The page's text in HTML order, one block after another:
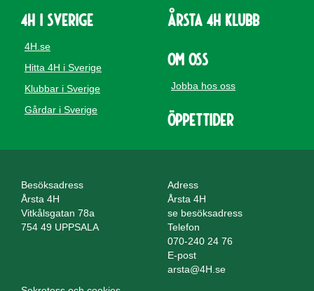
4H i Sverige
4H.se
Hitta 4H i Sverige
Klubbar i Sverige
Gårdar i Sverige
Årsta 4H Klubb
Om oss
Jobba hos oss
Öppettider
Besöksadress
Årsta 4H
Vitkålsgatan 78a
754 49 UPPSALA
Adress
Årsta 4H
se besöksadress
Telefon
070-240 24 76
E-post
arsta@4H.se